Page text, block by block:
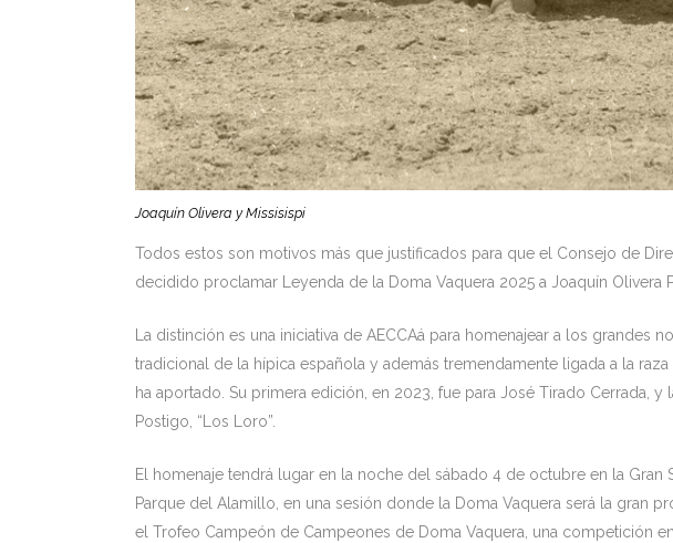
Joaquín Olivera y Missisispi
Todos estos son motivos más que justificados para que el Consejo de
decidido proclamar Leyenda de la Doma Vaquera 2025 a Joaquín Olivera
La distinción es una iniciativa de AECCAá para homenajear a los grandes
tradicional de la hípica española y además tremendamente ligada a la
ha aportado. Su primera edición, en 2023, fue para José Tirado Cerrada,
Postigo, “Los Loro”.
El homenaje tendrá lugar en la noche del sábado 4 de octubre en la Gran
Parque del Alamillo, en una sesión donde la Doma Vaquera será la gran
el Trofeo Campeón de Campeones de Doma Vaquera, una competición